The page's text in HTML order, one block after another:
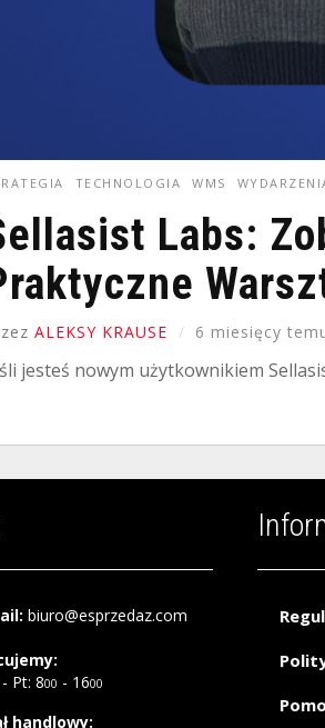
TECHNOLOGIA WMS
Labs:
ALEKSY KRAUSE 6 miesięcy
jesteś nowym użytkownikiem
biuro@esprzedaz.com
Pt: 800 - 1600
handlowy: